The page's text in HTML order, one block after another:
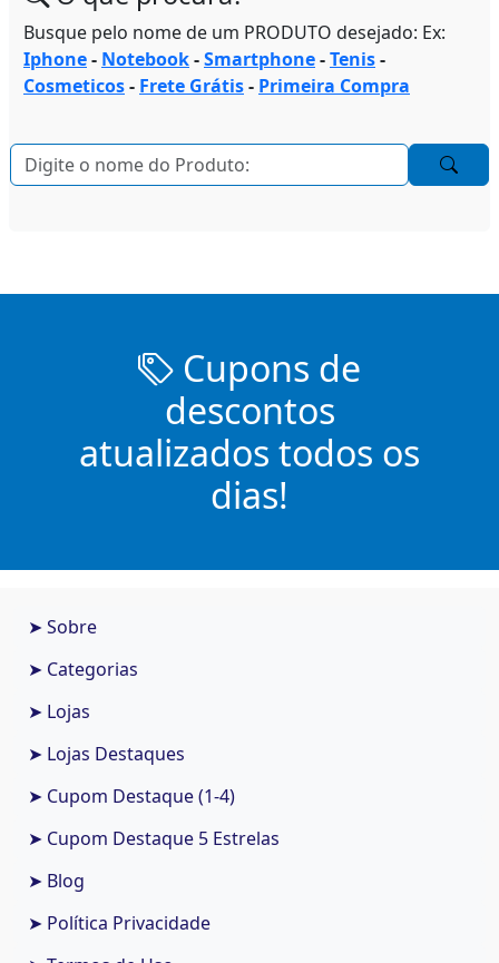
Busque pelo nome de um PRODUTO desejado: Ex:
Iphone- Notebook-Smartphone-Tenis-
Cosmeticos- Frete Grátis- Primeira Compra
Cupons de
descontos
atualizados todos os
dias!
➤ Sobre
➤ Categorias
➤ Lojas
➤ Lojas Destaques
➤ Cupom Destaque (1-4)
➤ Cupom Destaque 5 Estrelas
➤ Blog
➤ Política Privacidade